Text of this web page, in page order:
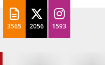
3565 2056 1593